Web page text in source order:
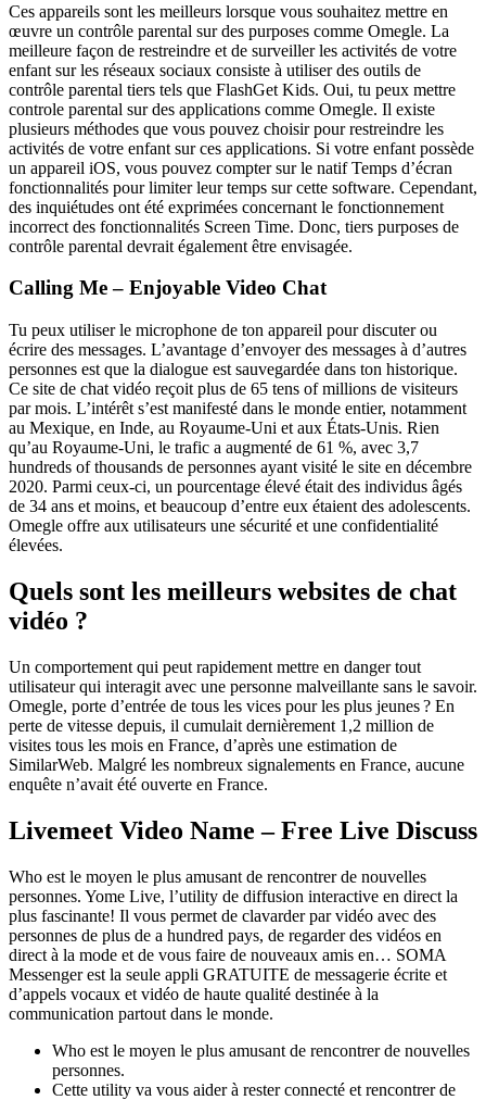
Ces appareils sont les meilleurs lorsque vous souhaitez mettre en
œuvre un contrôle parental sur des purposes comme Omegle. La
meilleure façon de restreindre et de surveiller les activités de votre
enfant sur les réseaux sociaux consiste à utiliser des outils de
contrôle parental tiers tels que FlashGet Kids. Oui, tu peux mettre
controle parental sur des applications comme Omegle. Il existe
plusieurs méthodes que vous pouvez choisir pour restreindre les
activités de votre enfant sur ces applications. Si votre enfant possède
un appareil iOS, vous pouvez compter sur le natif Temps d’écran
fonctionnalités pour limiter leur temps sur cette software. Cependant,
des inquiétudes ont été exprimées concernant le fonctionnement
incorrect des fonctionnalités Screen Time. Donc, tiers purposes de
contrôle parental devrait également être envisagée.
Calling Me – Enjoyable Video Chat
Tu peux utiliser le microphone de ton appareil pour discuter ou
écrire des messages. L’avantage d’envoyer des messages à d’autres
personnes est que la dialogue est sauvegardée dans ton historique.
Ce site de chat vidéo reçoit plus de 65 tens of millions de visiteurs
par mois. L’intérêt s’est manifesté dans le monde entier, notamment
au Mexique, en Inde, au Royaume-Uni et aux États-Unis. Rien
qu’au Royaume-Uni, le trafic a augmenté de 61 %, avec 3,7
hundreds of thousands de personnes ayant visité le site en décembre
2020. Parmi ceux-ci, un pourcentage élevé était des individus âgés
de 34 ans et moins, et beaucoup d’entre eux étaient des adolescents.
Omegle offre aux utilisateurs une sécurité et une confidentialité
élevées.
Quels sont les meilleurs websites de chat
vidéo ?
Un comportement qui peut rapidement mettre en danger tout
utilisateur qui interagit avec une personne malveillante sans le savoir.
Omegle, porte d’entrée de tous les vices pour les plus jeunes ? En
perte de vitesse depuis, il cumulait dernièrement 1,2 million de
visites tous les mois en France, d’après une estimation de
SimilarWeb. Malgré les nombreux signalements en France, aucune
enquête n’avait été ouverte en France.
Livemeet Video Name – Free Live Discuss
Who est le moyen le plus amusant de rencontrer de nouvelles
personnes. Yome Live, l’utility de diffusion interactive en direct la
plus fascinante! Il vous permet de clavarder par vidéo avec des
personnes de plus de a hundred pays, de regarder des vidéos en
direct à la mode et de vous faire de nouveaux amis en… SOMA
Messenger est la seule appli GRATUITE de messagerie écrite et
d’appels vocaux et vidéo de haute qualité destinée à la
communication partout dans le monde.
Who est le moyen le plus amusant de rencontrer de nouvelles
personnes.
Cette utility va vous aider à rester connecté et rencontrer de